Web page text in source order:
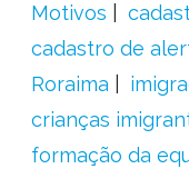
Motivos
cadastro de
Roraima
crianças
formação da